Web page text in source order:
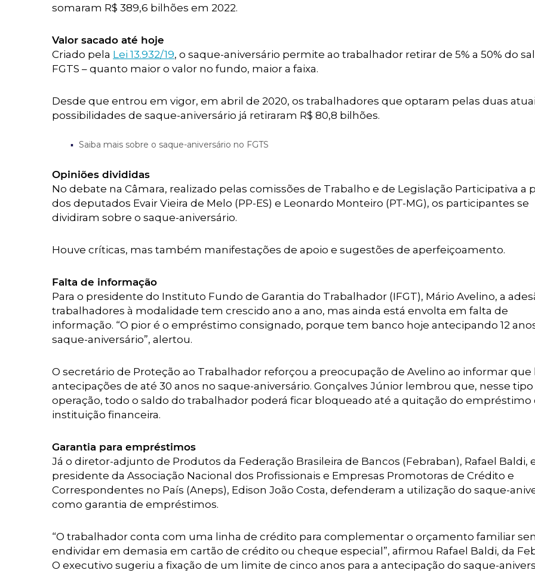
somaram R$ 389,6 bilhões em 2022.
Valor sacado até hoje
Criado pela Lei 13.932/19, o saque-aniversário permite ao trabalhador retirar de 5% a 50% do
FGTS – quanto maior o valor no fundo, maior a faixa.
Desde que entrou em vigor, em abril de 2020, os trabalhadores que optaram pelas duas
possibilidades de saque-aniversário já retiraram R$ 80,8 bilhões.
Saiba mais sobre o saque-aniversário no FGTS
Opiniões divididas
No debate na Câmara, realizado pelas comissões de Trabalho e de Legislação Participativa a
dos deputados Evair Vieira de Melo (PP-ES) e Leonardo Monteiro (PT-MG), os participantes se
dividiram sobre o saque-aniversário.
Houve críticas, mas também manifestações de apoio e sugestões de aperfeiçoamento.
Falta de informação
Para o presidente do Instituto Fundo de Garantia do Trabalhador (IFGT), Mário Avelino, a
trabalhadores à modalidade tem crescido ano a ano, mas ainda está envolta em falta de
informação. “O pior é o empréstimo consignado, porque tem banco hoje antecipando 12
saque-aniversário”, alertou.
O secretário de Proteção ao Trabalhador reforçou a preocupação de Avelino ao informar que
antecipações de até 30 anos no saque-aniversário. Gonçalves Júnior lembrou que, nesse tipo
operação, todo o saldo do trabalhador poderá ficar bloqueado até a quitação do empréstimo
instituição financeira.
Garantia para empréstimos
Já o diretor-adjunto de Produtos da Federação Brasileira de Bancos (Febraban), Rafael Baldi,
presidente da Associação Nacional dos Profissionais e Empresas Promotoras de Crédito e
Correspondentes no País (Aneps), Edison João Costa, defenderam a utilização do saque-
como garantia de empréstimos.
“O trabalhador conta com uma linha de crédito para complementar o orçamento familiar
endividar em demasia em cartão de crédito ou cheque especial”, afirmou Rafael Baldi, da
O executivo sugeriu a fixação de um limite de cinco anos para a antecipação do saque-